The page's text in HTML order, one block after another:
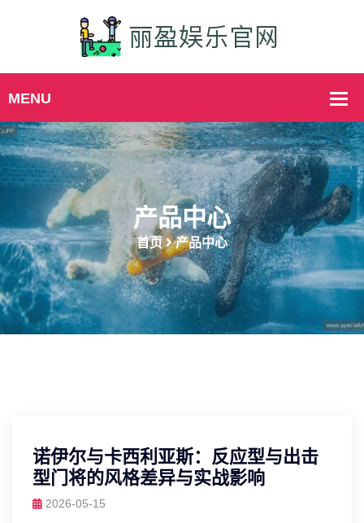
产品中心
首页 产品中心
诺伊尔与卡西利亚斯：反应型与出击
型门将的风格差异与实战影响
2026-05-15